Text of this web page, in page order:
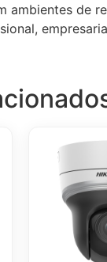
ambientes de